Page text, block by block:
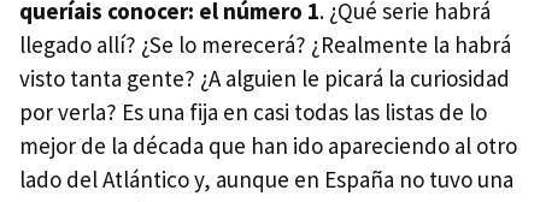
queríais conocer: el número 1. ¿Qué serie habrá
llegado allí? ¿Se lo merecerá? ¿Realmente la habrá
visto tanta gente? ¿A alguien le picará la curiosidad
por verla? Es una fija en casi todas las listas de lo
mejor de la década que han ido apareciendo al otro
lado del Atlántico y, aunque en España no tuvo una